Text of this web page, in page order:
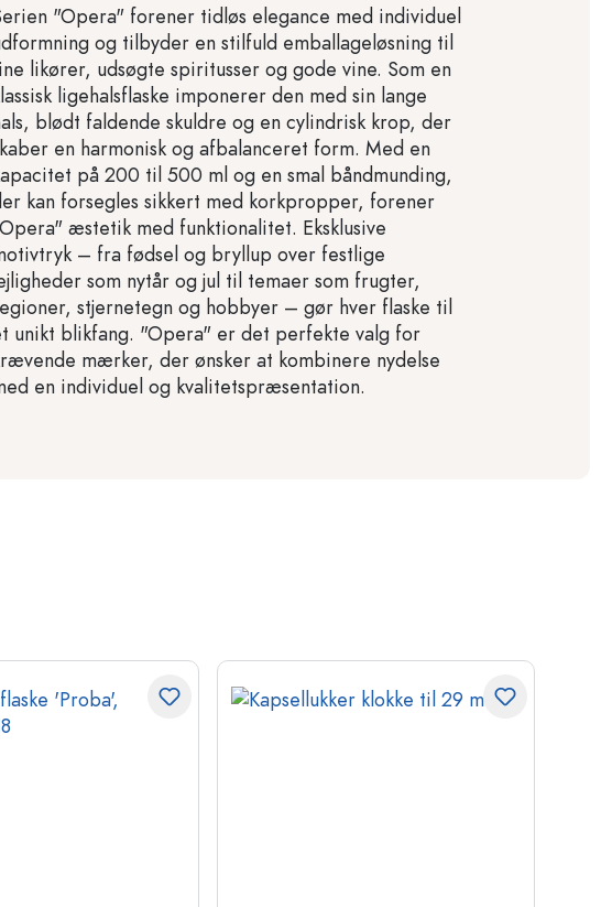
"Opera" forener tidløs elegance med individuel
og tilbyder en stilfuld emballageløsning til
likører, udsøgte spiritusser og gode vine. Som en
ligehalsflaske imponerer den med sin lange
blødt faldende skuldre og en cylindrisk krop, der
en harmonisk og afbalanceret form. Med en
på 200 til 500 ml og en smal båndmunding,
kan forsegles sikkert med korkpropper, forener
æstetik med funktionalitet. Eksklusive
– fra fødsel og bryllup over festlige
som nytår og jul til temaer som frugter,
stjernetegn og hobbyer – gør hver flaske til
unikt blikfang. "Opera" er det perfekte valg for
mærker, der ønsker at kombinere nydelse
en individuel og kvalitetspræsentation.